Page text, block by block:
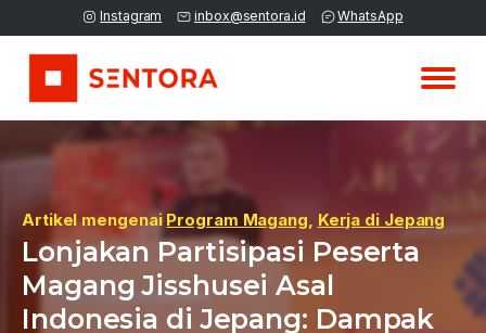
Instagram inbox@sentora.id WhatsApp
Artikel mengenai Program Magang, Kerja di Jepang
Lonjakan Partisipasi Peserta
Magang Jisshusei Asal
Indonesia di Jepang: Dampak